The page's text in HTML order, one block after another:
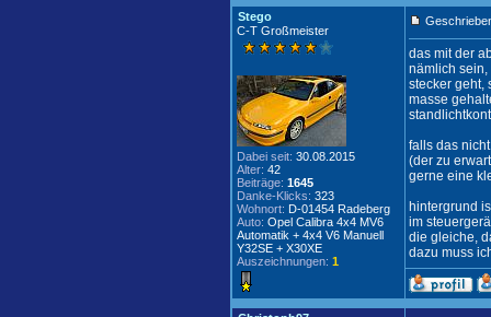
Stego
C-T Großmeister
Dabei seit: 30.08.2015
Alter: 42
Beiträge: 1645
Danke-Klicks: 323
Wohnort: D-01454 Radeberg
Auto: Opel Calibra 4x4 MV6
Automatik + 4x4 V6 Manuell
Y32SE + X30XE
Auszeichnungen: 1
das mit der
nämlich
stecker geht,
masse
falls das
(der zu
gerne eine
hintergrund
im
die gleiche,
dazu muss